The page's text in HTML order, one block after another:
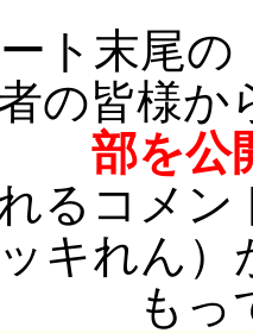
ト末尾の
の皆様か
部を公
るコメン
キれん
もっ